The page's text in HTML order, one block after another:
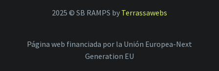
2025 © SB RAMPS by Terrassawebs
Página web financiada por la Unión Europea-Next
Generation EU